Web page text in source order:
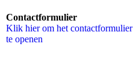
Contactformulier
Klik hier om het contactformulier
te openen